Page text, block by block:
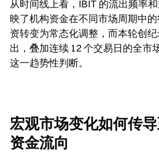
从时间线上看，IBIT 的流出频率
映了机构资金在不同市场周期中
资转变为常态化调整，而本轮创
出，叠加连续 12 个交易日的全市
这一趋势性判断。
宏观市场变化如何传
资金流向